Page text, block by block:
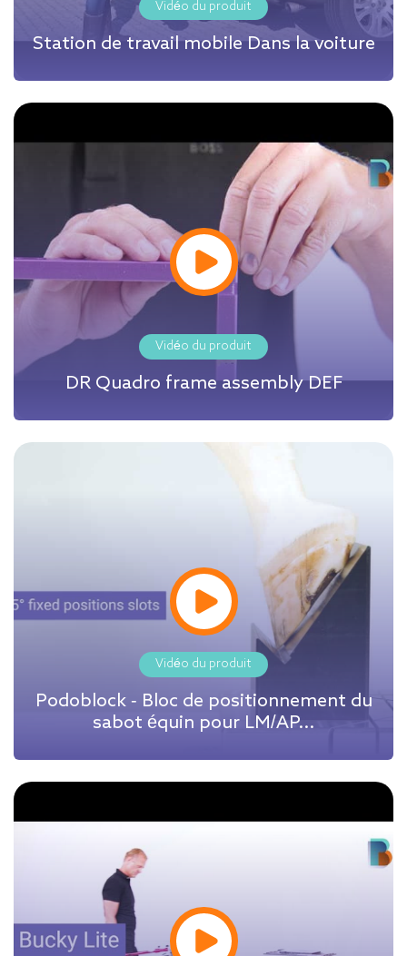
Vidéo du produit
Station de travail mobile Dans la voiture
Vidéo du produit
DR Quadro frame assembly DEF
Vidéo du produit
Podoblock - Bloc de positionnement du
sabot équin pour LM/AP...